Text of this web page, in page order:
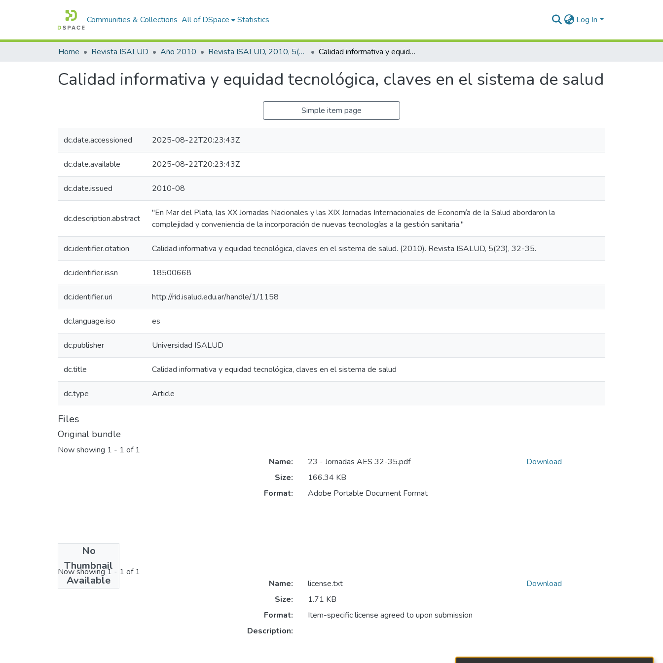
Communities & Collections All of DSpace Statistics Log In
Home Revista ISALUD Año 2010 Revista ISALUD, 2010, 5(23) Calidad informativa y equidad tecnológica, claves en el sistema de salud
Calidad informativa y equidad tecnológica, claves en el sistema de salud
Simple item page
dc.date.accessioned 2025-08-22T20:23:43Z
dc.date.available 2025-08-22T20:23:43Z
dc.date.issued 2010-08
dc.description.abstract
"En Mar del Plata, las XX Jornadas Nacionales y las XIX Jornadas Internacionales de Economía de la Salud abordaron la
complejidad y conveniencia de la incorporación de nuevas tecnologías a la gestión sanitaria."
dc.identifier.citation Calidad informativa y equidad tecnológica, claves en el sistema de salud. (2010). Revista ISALUD, 5(23), 32-35.
dc.identifier.issn 18500668
dc.identifier.uri http://rid.isalud.edu.ar/handle/1/1158
dc.language.iso es
dc.publisher Universidad ISALUD
dc.title Calidad informativa y equidad tecnológica, claves en el sistema de salud
dc.type Article
Files
Original bundle
Now showing 1 - 1 of 1
No
Thumbnail
Available
Name:
23 - Jornadas AES 32-35.pdf
Size:
166.34 KB
Format:
Adobe Portable Document Format
Download
License bundle
Now showing1 - 1 of 1
Name:
license.txt
Size:
1.71 KB
Format:
Item-specific license agreed to upon submission
Description:
Download